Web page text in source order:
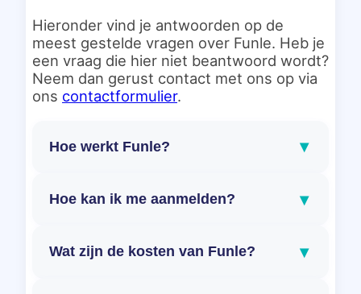
Hieronder vind je antwoorden op de
meest gestelde vragen over Funle. Heb je
een vraag die hier niet beantwoord wordt?
Neem dan gerust contact met ons op via
ons contactformulier.
Hoe werkt Funle? ▾
Hoe kan ik me aanmelden? ▾
Wat zijn de kosten van Funle? ▾